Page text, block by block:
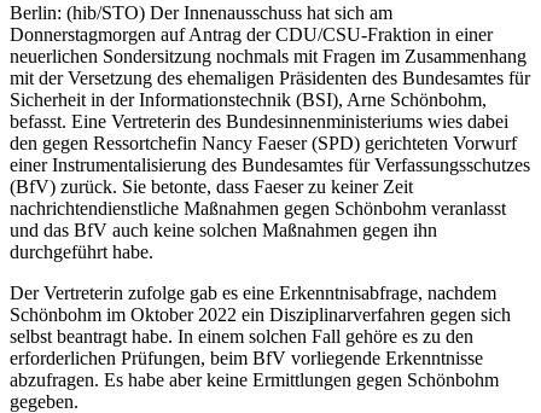
Berlin: (hib/STO) Der Innenausschuss hat sich am
Donnerstagmorgen auf Antrag der CDU/CSU-Fraktion in einer
neuerlichen Sondersitzung nochmals mit Fragen im Zusammenhang
mit der Versetzung des ehemaligen Präsidenten des Bundesamtes für
Sicherheit in der Informationstechnik (BSI), Arne Schönbohm,
befasst. Eine Vertreterin des Bundesinnenministeriums wies dabei
den gegen Ressortchefin Nancy Faeser (SPD) gerichteten Vorwurf
einer Instrumentalisierung des Bundesamtes für Verfassungsschutzes
(BfV) zurück. Sie betonte, dass Faeser zu keiner Zeit
nachrichtendienstliche Maßnahmen gegen Schönbohm veranlasst
und das BfV auch keine solchen Maßnahmen gegen ihn
durchgeführt habe.
Der Vertreterin zufolge gab es eine Erkenntnisabfrage, nachdem
Schönbohm im Oktober 2022 ein Disziplinarverfahren gegen sich
selbst beantragt habe. In einem solchen Fall gehöre es zu den
erforderlichen Prüfungen, beim BfV vorliegende Erkenntnisse
abzufragen. Es habe aber keine Ermittlungen gegen Schönbohm
gegeben.